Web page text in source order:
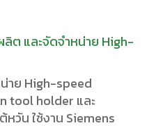
ต และจัดจำหน่าย High-
าย High-speed
tool holder และ
วัน ใช้งาน Siemens